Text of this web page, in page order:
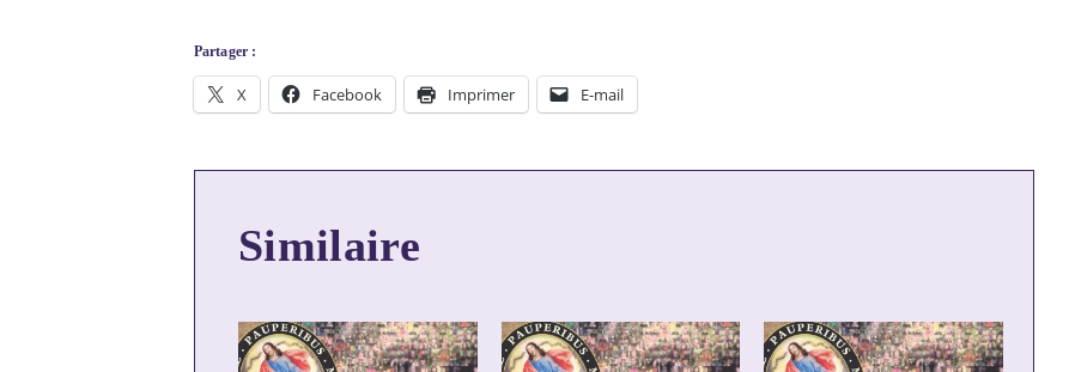
Partager :
X Facebook Imprimer E-mail
Similaire